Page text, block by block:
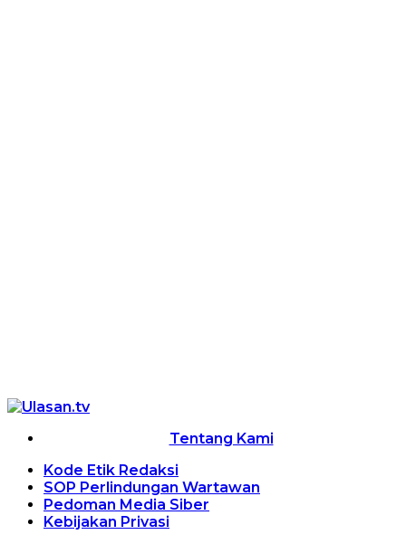
Tentang Kami
Kode Etik Redaksi
SOP Perlindungan Wartawan
Pedoman Media Siber
Kebijakan Privasi